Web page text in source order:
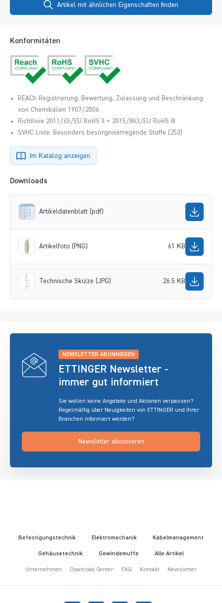
Artikel mit ähnlichen Eigenschaften finden
Konformitäten
REACh Registrierung, Bewertung, Zulassung und Beschränkung
von Chemikalien 1907/2006
Richtlinie 2011/65/EU RoHS II + 2015/863/EU RoHS III
SVHC Liste: Besonders besorgniserregende Stoffe (253)
Im Katalog anzeigen
Downloads
Artikeldatenblatt (pdf)
Artikelfoto (PNG) 61 KB
Technische Skizze (JPG) 26.5 KB
NEWSLETTER ABONNIEREN
ETTINGER Newsletter -
immer gut informiert
Sie wollen keine Angebote und Aktionen verpassen?
Regelmäßig über Neuigkeiten von ETTINGER und Ihrer
Branchen informiert werden?
Newsletter abonnieren
Befestigungstechnik Elektromechanik Kabelmanagement
Gehäusetechnik Gewindemuffe Alle Artikel
Unternehmen Download Center FAQ Kontakt Newsletter